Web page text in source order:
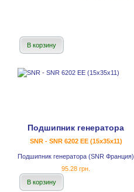
В корзину
Подшипник генератора
SNR - SNR 6202 EE (15x35x11)
Подшипник генератора (SNR Франция)
95.28 грн.
В корзину